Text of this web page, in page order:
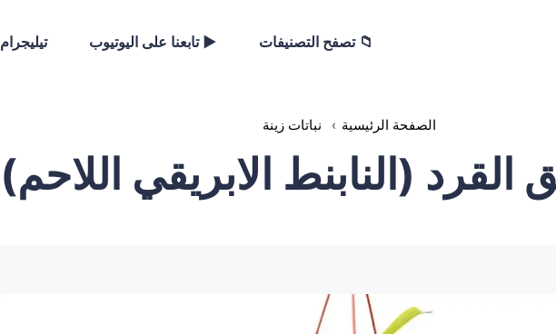
📁 تصفح التصنيفات ▶️ تابعنا على اليوتيوب تيليجرام
الصفحة الرئيسية › نباتات زينة
القرد (النابنط الابريقي اللاحم)